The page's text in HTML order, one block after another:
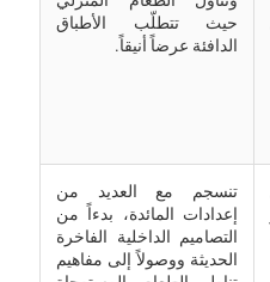
حيث تتطلّب الأطباق
الدافئة عرضاً أنيقاً.
تنسجم مع العديد من
إعدادات المائدة، بدءاً من
التصاميم الداخلية الفاخرة
الحديثة ووصولاً إلى مفاهيم